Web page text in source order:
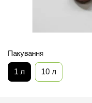
Пакування
1 л 10 л